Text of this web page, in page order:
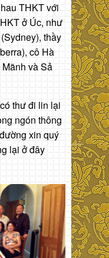
THKT với
ở Úc, như
thầy
cô Hà
và Sả
thư đi lin lại
ngón thông
xin quý
lại ở đây